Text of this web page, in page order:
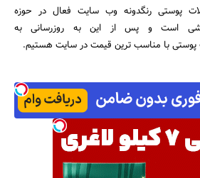
جستجو
پوستی رنگدونه وب سایت فعال در حوزه
است و پس از این به روزرسانی به
پوستی با مناسب ترین قیمت در سایت هستیم.